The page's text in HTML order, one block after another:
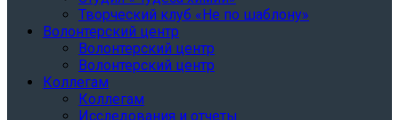
Творческий клуб «Не по шаблону»
Волонтерский центр
Волонтерский центр
Волонтерский центр
Коллегам
Коллегам
Исследования и отчеты